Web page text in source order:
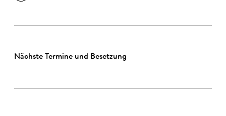
Nächste Termine und Besetzung